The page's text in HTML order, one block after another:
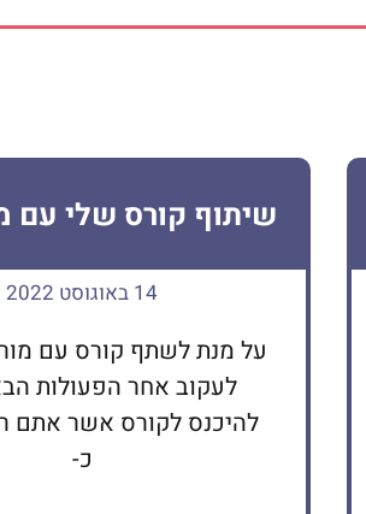
שיתוף קורס שלי עם
14 באוגוסט 2022
על מנת לשתף קורס עם
לעקוב אחר הפעולות
להיכנס לקורס אשר אתם
כ-